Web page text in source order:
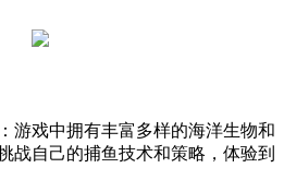
游戏中拥有丰富多样的海洋生物和
战自己的捕鱼技术和策略，体验到